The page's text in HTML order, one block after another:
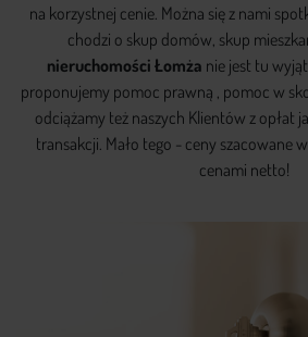
na korzystnej cenie. Można się z nami
chodzi o skup domów, skup
nieruchomości Łomża nie jest tu
proponujemy pomoc prawną , pomoc w
odciążamy też naszych Klientów z opłat
transakcji. Mało tego - ceny szacowane
cenami netto!